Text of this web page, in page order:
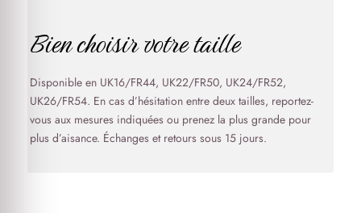
Bien choisir votre taille
Disponible en UK16/FR44, UK22/FR50, UK24/FR52,
UK26/FR54. En cas d’hésitation entre deux tailles, reportez-
vous aux mesures indiquées ou prenez la plus grande pour
plus d’aisance. Échanges et retours sous 15 jours.